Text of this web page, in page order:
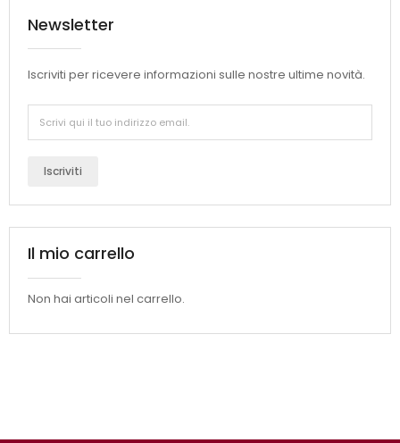
Newsletter
Iscriviti per ricevere informazioni sulle nostre ultime novità.
Iscriviti
Il mio carrello
Non hai articoli nel carrello.